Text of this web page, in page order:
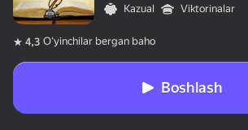
Kazual
Viktorinalar
4,3 Oʻyinchilar bergan baho
Boshlash